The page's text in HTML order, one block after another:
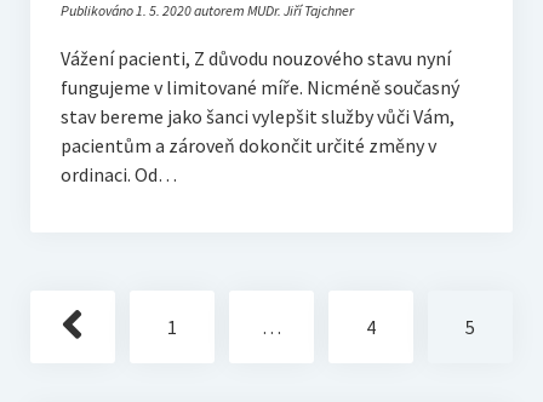
Publikováno 1. 5. 2020 autorem MUDr. Jiří Tajchner
Vážení pacienti, Z důvodu nouzového stavu nyní
fungujeme v limitované míře. Nicméně současný
stav bereme jako šanci vylepšit služby vůči Vám,
pacientům a zároveň dokončit určité změny v
ordinaci. Od…
Navigace
pro
1 … 4 5